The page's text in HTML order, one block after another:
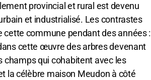
provincial et rural est devenu
et industrialisé. Les contrastes
cette commune pendant des années :
cette œuvre des arbres devenant
champs qui cohabitent avec les
la célèbre maison Meudon à côté